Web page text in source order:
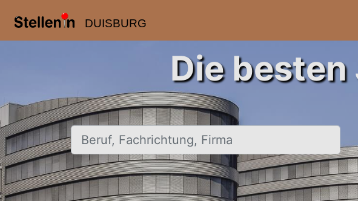
DUISBURG
Die
Beruf, Fachrichtung, Firma